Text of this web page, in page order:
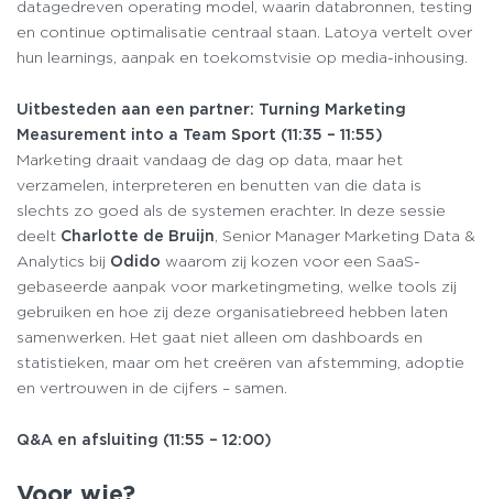
datagedreven operating model, waarin databronnen, testing
en continue optimalisatie centraal staan. Latoya vertelt over
hun learnings, aanpak en toekomstvisie op media-inhousing.
Uitbesteden aan een partner: Turning Marketing
Measurement into a Team Sport (11:35 – 11:55)
Marketing draait vandaag de dag op data, maar het
verzamelen, interpreteren en benutten van die data is
slechts zo goed als de systemen erachter. In deze sessie
deelt Charlotte de Bruijn, Senior Manager Marketing Data &
Analytics bij Odido waarom zij kozen voor een SaaS-
gebaseerde aanpak voor marketingmeting, welke tools zij
gebruiken en hoe zij deze organisatiebreed hebben laten
samenwerken. Het gaat niet alleen om dashboards en
statistieken, maar om het creëren van afstemming, adoptie
en vertrouwen in de cijfers – samen.
Q&A en afsluiting (11:55 – 12:00)